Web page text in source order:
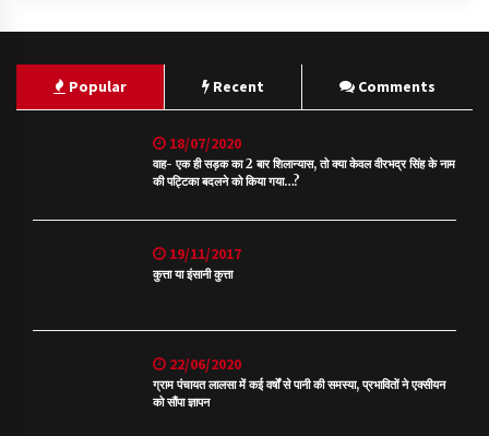
Popular Recent Comments
18/07/2020
वाह- एक ही सड़क का 2 बार शिलान्यास, तो क्या केवल वीरभद्र सिंह के नाम
की पट्टिका बदलने को किया गया…?
19/11/2017
कुत्ता या इंसानी कुत्ता
22/06/2020
ग्राम पंचायत लालसा में कई वर्षों से पानी की समस्या, प्रभावितों ने एक्सीयन
को सौंपा ज्ञापन